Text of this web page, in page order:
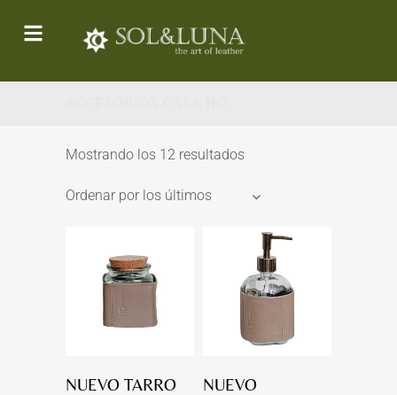
Mostrando los 12 resultados
Ordenar por los últimos
NUEVO TARRO
NUEVO